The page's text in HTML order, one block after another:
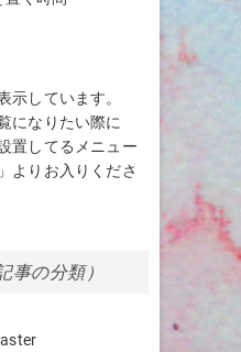
示しています。
になりたい際に
置してるメニュー
」よりお入りくださ
事の分類）